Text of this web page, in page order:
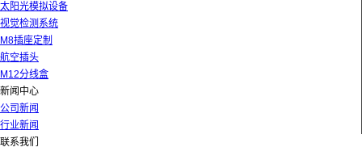
太阳光模拟设备
视觉检测系统
M8插座定制
航空插头
M12分线盒
新闻中心
公司新闻
行业新闻
联系我们